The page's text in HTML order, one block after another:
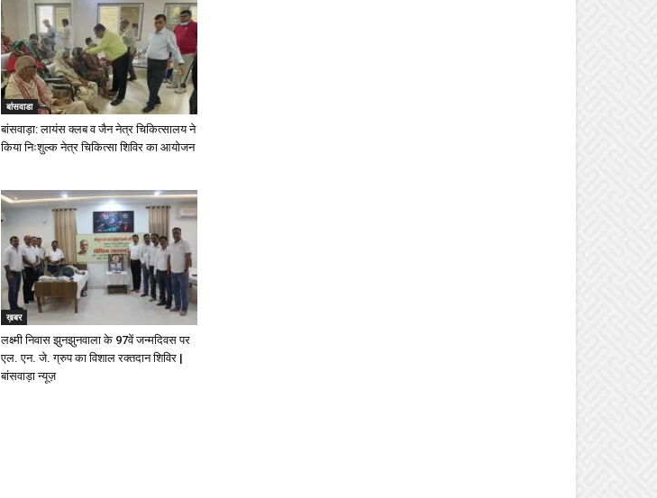
बांसवाडा
बांसवाड़ा: लायंस क्लब व जैन नेत्र चिकित्सालय ने
किया निःशुल्क नेत्र चिकित्सा शिविर का आयोजन
ख़बर
लक्ष्मी निवास झुनझुनवाला के 97वें जन्मदिवस पर
एल. एन. जे. ग्रुप का विशाल रक्तदान शिविर |
बांसवाड़ा न्यूज़